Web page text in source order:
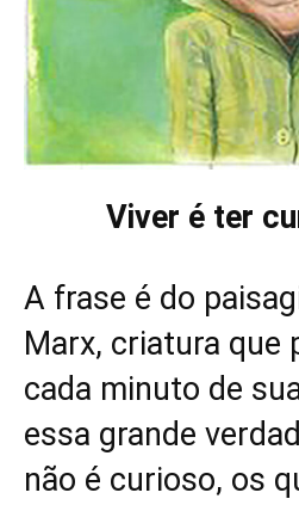
Viver é ter
A frase é do
Marx, criatura que
cada minuto de
essa grande
não é curioso, os